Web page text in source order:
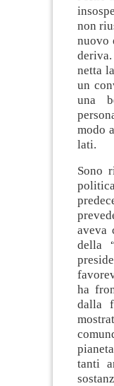
non
nuovo
netta
un
una
modo
lati.
Sono
aveva
della
ha
dalla
tanti